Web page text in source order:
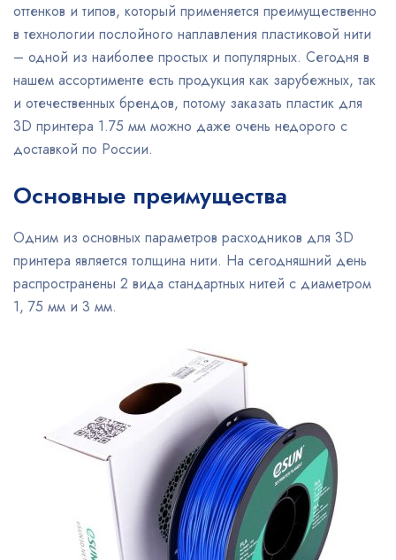
оттенков и типов, который применяется преимущественно
в технологии послойного наплавления пластиковой нити
– одной из наиболее простых и популярных. Сегодня в
нашем ассортименте есть продукция как зарубежных, так
и отечественных брендов, потому заказать пластик для
3D принтера 1.75 мм можно даже очень недорого с
доставкой по России.
Основные преимущества
Одним из основных параметров расходников для 3D
принтера является толщина нити. На сегодняшний день
распространены 2 вида стандартных нитей с диаметром
1, 75 мм и 3 мм.